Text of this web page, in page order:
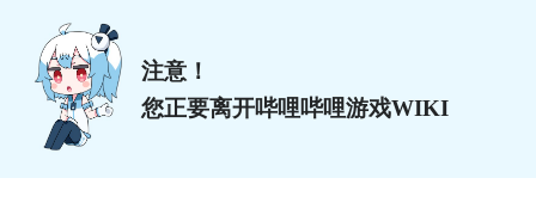
注意！
您正要离开哔哩哔哩游戏WIKI